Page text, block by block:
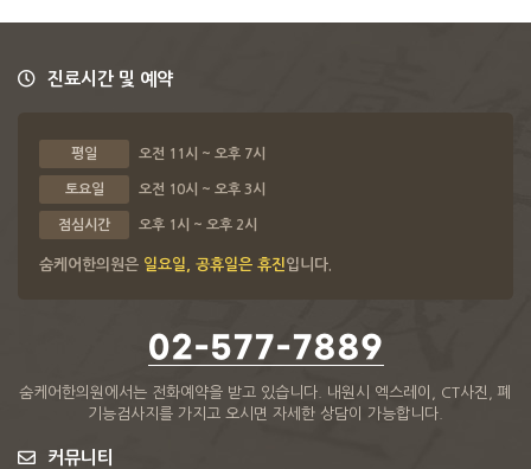
진료시간 및 예약
평일 오전 11시 ~ 오후 7시
토요일 오전 10시 ~ 오후 3시
점심시간 오후 1시 ~ 오후 2시
숨케어한의원은 일요일, 공휴일은 휴진입니다.
02-577-7889
숨케어한의원에서는 전화예약을 받고 있습니다. 내원시 엑스레이, CT사진, 폐
기능검사지를 가지고 오시면 자세한 상담이 가능합니다.
커뮤니티